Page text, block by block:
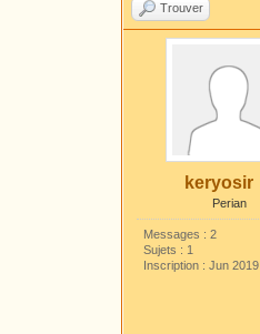
Trouver
keryosir
Perian
Messages : 2
Sujets : 1
Inscription : Jun 2019